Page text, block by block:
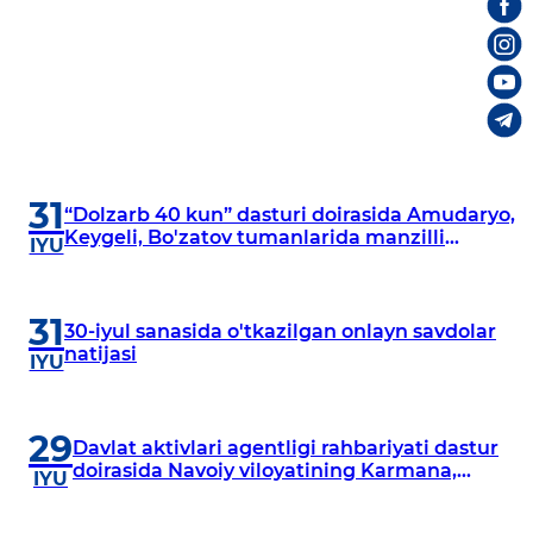
31
IYU
“Dolzarb 40 kun” dasturi doirasida Amudaryo,
Keygeli, Bo'zatov tumanlarida manzilli
31
IYU
30-iyul sanasida o'tkazilgan onlayn savdolar
natijasi
29
IYU
Davlat aktivlari agentligi rahbariyati dastur
doirasida Navoiy viloyatining Karmana,